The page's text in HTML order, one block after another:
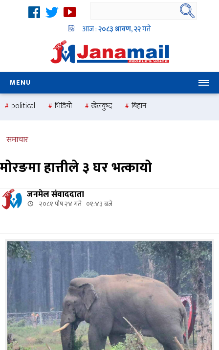
आज :२०८३ श्रावण, २२गते
MENU
political भिडियो खेलकुद
बिहान
national
समाचार
मोरङमा हात्तीले ३ घर भत्कायो
जनमेल संवाददाता
२०८१ पौष २४ गते ०१:४३ बजे